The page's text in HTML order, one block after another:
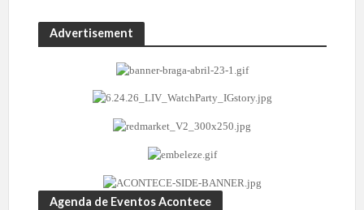
Advertisement
Agenda de Eventos Acontece